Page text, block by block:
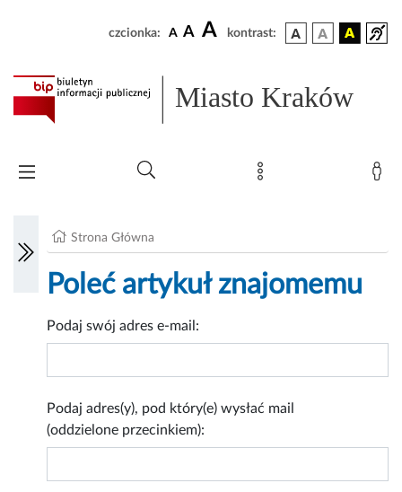
czcionka: A A A kontrast:
Miasto Kraków
Strona Główna
Poleć artykuł znajomemu
Podaj swój adres e-mail:
Podaj adres(y), pod który(e) wysłać mail
(oddzielone przecinkiem):